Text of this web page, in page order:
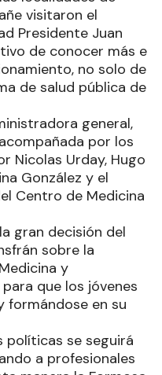
visitaron el
Presidente Juan
de conocer más e
no solo de
de salud pública de
general,
por los
Nicolas Urday, Hugo
González y el
Centro de Medicina
gran decisión del
sobre la
y
que los jóvenes
formándose en su
políticas se seguirá
a profesionales